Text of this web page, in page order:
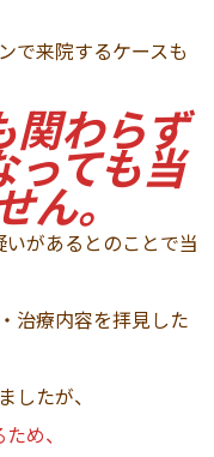
で来院するケースも
関わらず
っても当
ん。
があるとのことで当
治療内容を拝見した
したが、
め、